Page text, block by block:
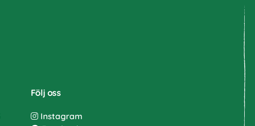
Följ oss
Instagram